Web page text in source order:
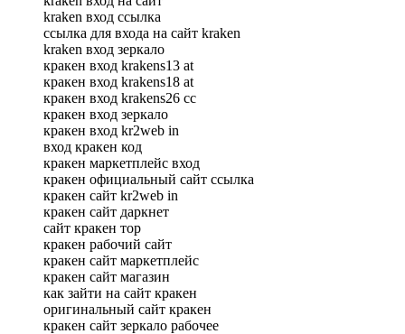
kraken вход ссылка
ссылка для входа на сайт kraken
kraken вход зеркало
кракен вход krakens13 at
кракен вход krakens18 at
кракен вход krakens26 сс
кракен вход зеркало
кракен вход kr2web in
вход кракен код
кракен маркетплейс вход
кракен официальный сайт ссылка
кракен сайт kr2web in
кракен сайт даркнет
сайт кракен тор
кракен рабочий сайт
кракен сайт маркетплейс
кракен сайт магазин
как зайти на сайт кракен
оригинальный сайт кракен
кракен сайт зеркало рабочее